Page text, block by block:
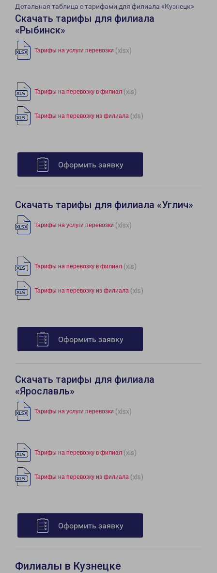
Детальная таблица с тарифами для филиала «Кузнецк»
Скачать тарифы для филиала
«Рыбинск»
Тарифы на услуги перевозки (xlsx)
Тарифы на перевозку в филиал (xls)
Тарифы на перевозку из филиала (xls)
Оформить заявку
Скачать тарифы для филиала «Углич»
Тарифы на услуги перевозки (xlsx)
Тарифы на перевозку в филиал (xls)
Тарифы на перевозку из филиала (xls)
Оформить заявку
Скачать тарифы для филиала
«Ярославль»
Тарифы на услуги перевозки (xlsx)
Тарифы на перевозку в филиал (xls)
Тарифы на перевозку из филиала (xls)
Оформить заявку
Филиалы в Кузнецке